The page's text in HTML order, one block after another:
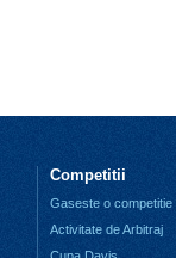
Competitii
Gaseste o competitie
Activitate de Arbitraj